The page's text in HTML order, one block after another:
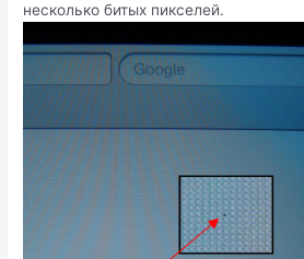
несколько битых пикселей.